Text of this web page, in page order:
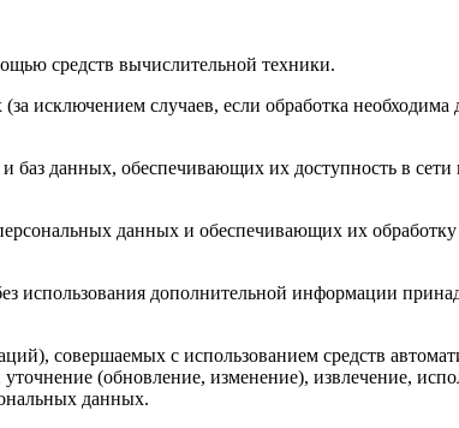
средств вычислительной техники.
исключением случаев, если обработка необходима
данных, обеспечивающих их доступность в сети
данных и обеспечивающих их
использования дополнительной информации
совершаемых с использованием средств
(обновление, изменение), извлечение,
данных.